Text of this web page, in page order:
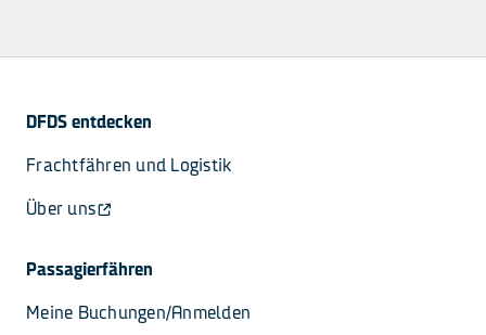
DFDS entdecken
Frachtfähren und Logistik
Über uns
Passagierfähren
Meine Buchungen/Anmelden